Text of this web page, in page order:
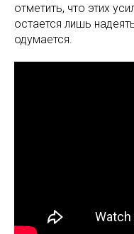
отметить, что этих
остается лишь
одумается.